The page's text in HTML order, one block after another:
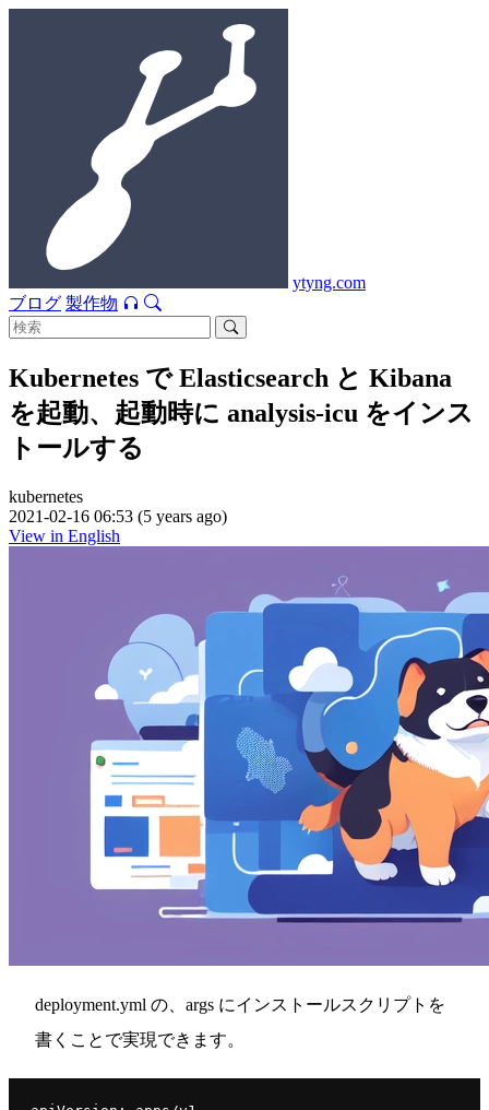
ytyng.com
ブログ 製作物
Kubernetes で Elasticsearch と Kibana
を起動、起動時に analysis-icu をインス
トールする
kubernetes
2021-02-16 06:53 (5 years ago)
View in English
deployment.yml の、args にインストールスクリプトを
書くことで実現できます。